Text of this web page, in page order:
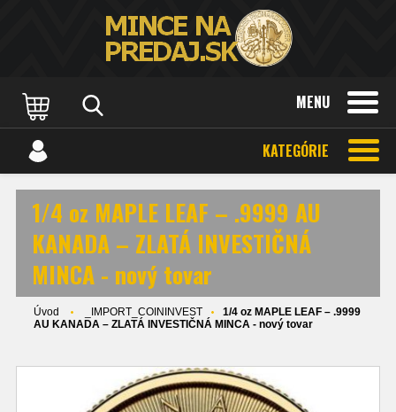
MENU
KATEGÓRIE
1/4 oz MAPLE LEAF – .9999 AU
KANADA – ZLATÁ INVESTIČNÁ
MINCA - nový tovar
Úvod _IMPORT_COININVEST
1/4 oz MAPLE LEAF – .9999
AU KANADA – ZLATÁ INVESTIČNÁ MINCA - nový tovar